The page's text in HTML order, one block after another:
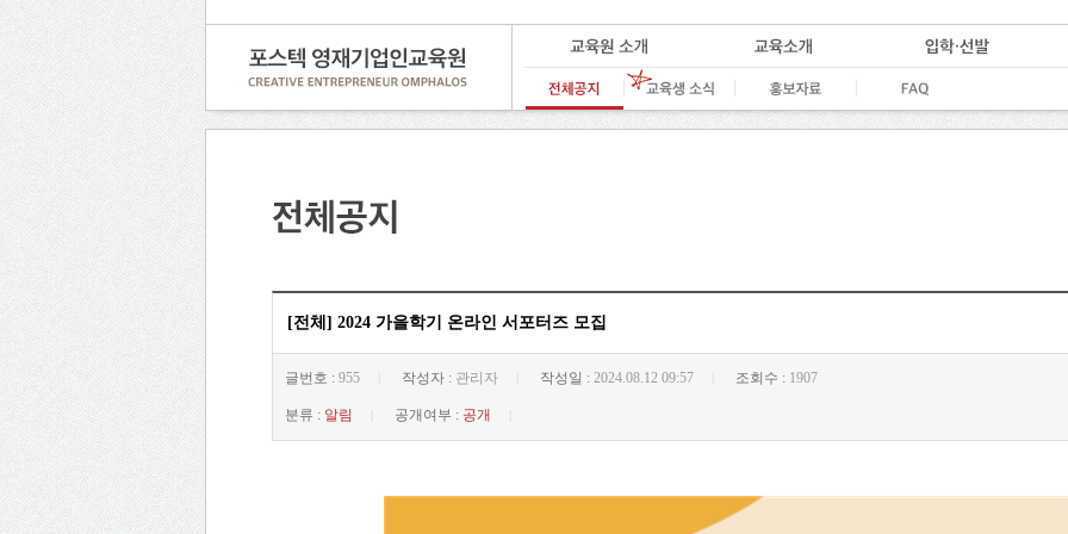
[전체] 2024 가을학기 온라인 서포터즈 모집
글번호 : 955 작성자 : 관리자 작성일 : 2024.08.12 09:57 조회수 : 1907
분류 : 알림 공개여부 : 공개